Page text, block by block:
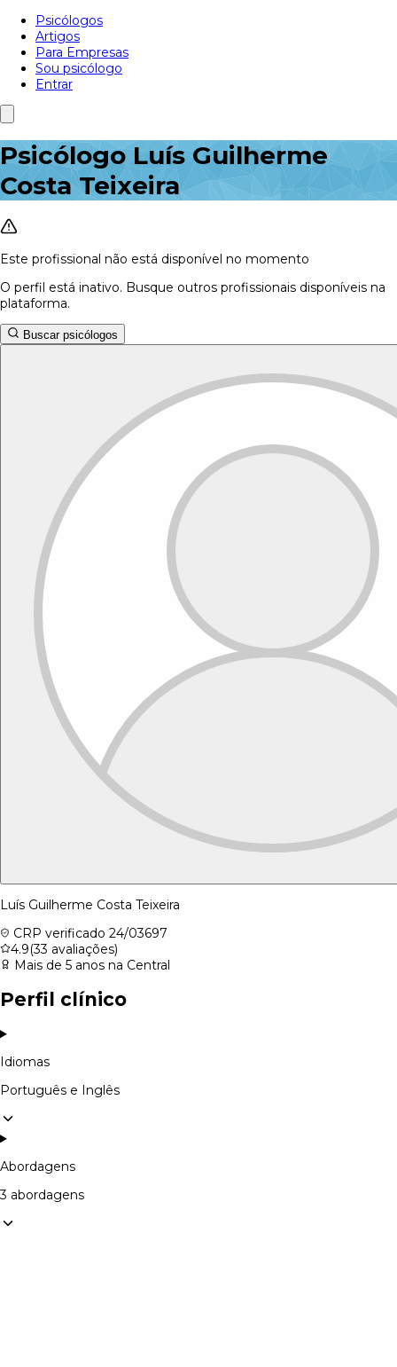
Psicólogos
Artigos
Para Empresas
Sou psicólogo
Entrar
Psicólogo Luís Guilherme
Costa Teixeira
Este profissional não está disponível no momento
O perfil está inativo. Busque outros profissionais disponíveis na
plataforma.
Buscar psicólogos
Luís Guilherme Costa Teixeira
CRP verificado 24/03697
4.9(33 avaliações)
Mais de 5 anos na Central
Perfil clínico
Idiomas
Português e Inglês
Abordagens
3 abordagens